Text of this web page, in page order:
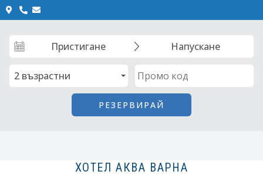
Skip
to
content
ХОТЕЛ АКВА ВАРНА